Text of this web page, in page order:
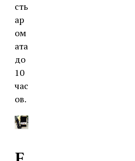
сть
ар
ом
ата
до
10
час
ов.